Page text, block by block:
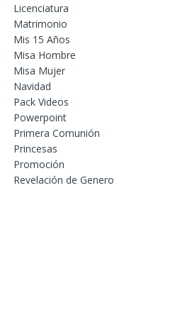
Licenciatura
Matrimonio
Mis 15 Años
Misa Hombre
Misa Mujer
Navidad
Pack Videos
Powerpoint
Primera Comunión
Princesas
Promoción
Revelación de Genero